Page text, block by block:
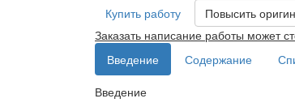
Купить работу
Повысить
Заказать написание работы может
Введение
Содержание
Введение